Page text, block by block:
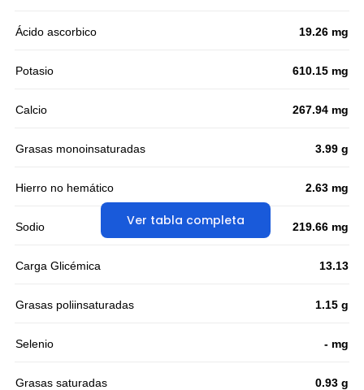
Ver tabla completa
Ácido ascorbico 19.26 mg
Potasio 610.15 mg
Calcio 267.94 mg
Grasas monoinsaturadas 3.99 g
Hierro no hemático 2.63 mg
Sodio 219.66 mg
Carga Glicémica 13.13
Grasas poliinsaturadas 1.15 g
Selenio - mg
Grasas saturadas 0.93 g